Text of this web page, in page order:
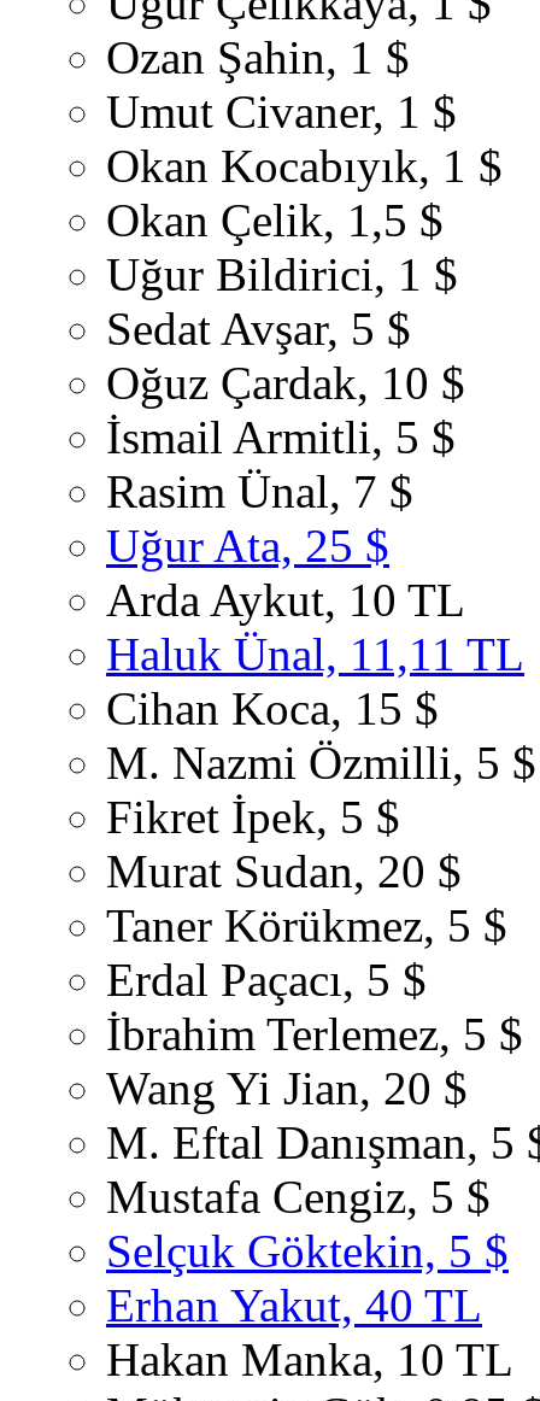
Ozan Şahin, 1 $
Umut Civaner, 1 $
Okan Kocabıyık, 1 $
Okan Çelik, 1,5 $
Uğur Bildirici, 1 $
Sedat Avşar, 5 $
Oğuz Çardak, 10 $
İsmail Armitli, 5 $
Rasim Ünal, 7 $
Uğur Ata, 25 $
Arda Aykut, 10 TL
Haluk Ünal, 11,11 TL
Cihan Koca, 15 $
M. Nazmi Özmilli, 5 $
Fikret İpek, 5 $
Murat Sudan, 20 $
Taner Körükmez, 5 $
Erdal Paçacı, 5 $
İbrahim Terlemez, 5 $
Wang Yi Jian, 20 $
M. Eftal Danışman, 5
Mustafa Cengiz, 5 $
Selçuk Göktekin, 5 $
Erhan Yakut, 40 TL
Hakan Manka, 10 TL